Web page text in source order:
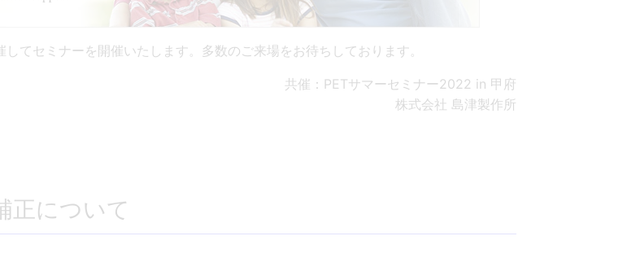
てセミナーを開催いたします。多数のご来場をお待ちしております。
共催：PETサマーセミナー2022 in 甲府
株式会社 島津製作所
正について